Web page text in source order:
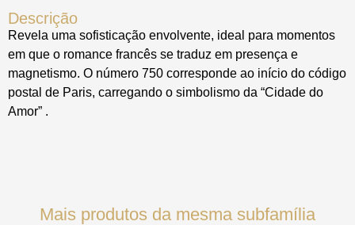
Descrição
Revela uma sofisticação envolvente, ideal para momentos
em que o romance francês se traduz em presença e
magnetismo. O número 750 corresponde ao início do código
postal de Paris, carregando o simbolismo da “Cidade do
Amor” .
Mais produtos da mesma subfamília